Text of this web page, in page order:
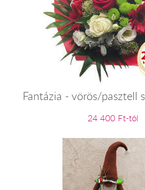
Fantázia - vörös/pasztell
24 400 Ft-tól